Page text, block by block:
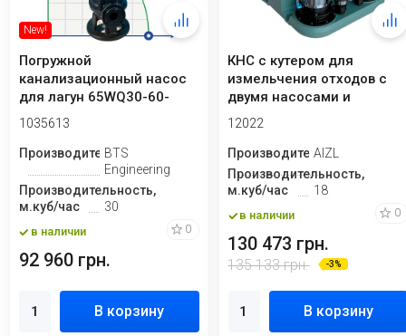
New!
Погружной
канализационный насос
для лагун 65WQ30-60-
15/2
1035613
ПроизводительBTS
Engineering
Производительность,
м.куб/час
30
в наличии 0
92 960 грн.
В корзину
КНС с кутером для
измельчения отходов с
двумя насосами и
пультом управления A...
12022
Производитель
AIZL
Производительность,
м.куб/час
18
в наличии 0
130 473 грн.
135 133 грн. -3%
В корзину